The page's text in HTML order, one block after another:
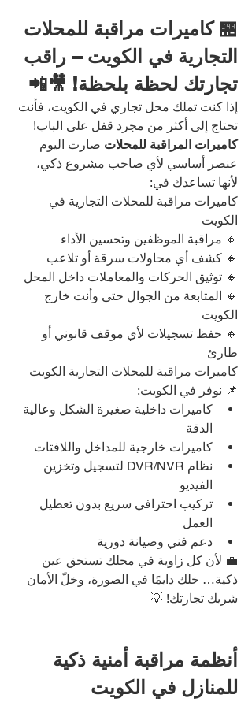
🏪 كاميرات مراقبة للمحلات
التجارية في الكويت – راقب
تجارتك لحظة بلحظة! 🎥📲
إذا كنت تملك محل تجاري في الكويت، فأنت
تحتاج إلى أكثر من مجرد قفل على الباب!
كاميرات المراقبة للمحلات صارت اليوم
عنصر أساسي لأي صاحب مشروع ذكي،
لأنها تساعدك في:
كاميرات مراقبة للمحلات التجارية في
الكويت
🔸 مراقبة الموظفين وتحسين الأداء
🔸 كشف أي محاولات سرقة أو تلاعب
🔸 توثيق الحركات والمعاملات داخل المحل
🔸 المتابعة من الجوال حتى وأنت خارج
الكويت
🔸 حفظ تسجيلات لأي موقف قانوني أو
طارئ
كاميرات مراقبة للمحلات التجارية الكويت
📌 نوفر في الكويت:
كاميرات داخلية صغيرة الشكل وعالية
الدقة
كاميرات خارجية للمداخل واللافتات
نظام DVR/NVR لتسجيل وتخزين
الفيديو
تركيب احترافي سريع بدون تعطيل
العمل
دعم فني وصيانة دورية
💼 لأن كل زاوية في محلك تستحق عين
ذكية… خلك دايمًا في الصورة، وخلّ الأمان
شريك تجارتك! 💡
أنظمة مراقبة أمنية ذكية
للمنازل في الكويت